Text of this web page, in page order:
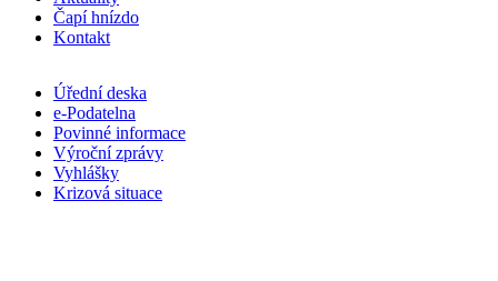
Čapí hnízdo
Kontakt
Úřední deska
e-Podatelna
Povinné informace
Výroční zprávy
Vyhlášky
Krizová situace